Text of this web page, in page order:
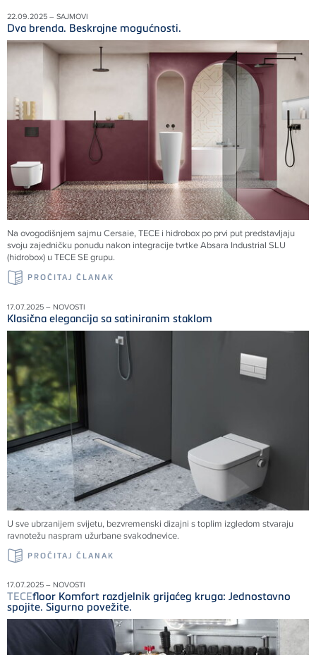
22.09.2025 – SAJMOVI
Dva brenda. Beskrajne mogućnosti.
Na ovogodišnjem sajmu Cersaie, TECE i hidrobox po prvi put predstavljaju
svoju zajedničku ponudu nakon integracije tvrtke Absara Industrial SLU
(hidrobox) u TECE SE grupu.
PROČITAJ ČLANAK
17.07.2025 – NOVOSTI
Klasična elegancija sa satiniranim staklom
U sve ubrzanijem svijetu, bezvremenski dizajni s toplim izgledom stvaraju
ravnotežu naspram užurbane svakodnevice.
PROČITAJ ČLANAK
17.07.2025 – NOVOSTI
TECEfloor Komfort razdjelnik grijaćeg kruga: Jednostavno
spojite. Sigurno povežite.